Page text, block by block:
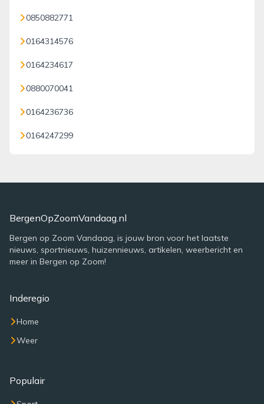
0850882771
0164314576
0164234617
0880070041
0164236736
0164247299
BergenOpZoomVandaag.nl
Bergen op Zoom Vandaag, is jouw bron voor het laatste
nieuws, sportnieuws, huizennieuws, artikelen, weerbericht en
meer in Bergen op Zoom!
Inderegio
Home
Weer
Populair